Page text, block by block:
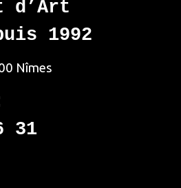
d’Art
1992
Nîmes
31